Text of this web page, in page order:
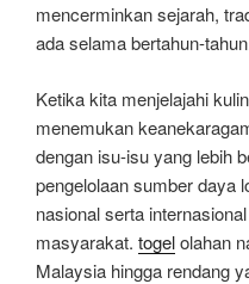
mencerminkan sejarah,
ada selama bertahun-
Ketika kita menjelajahi
menemukan
dengan isu-isu yang lebih
pengelolaan sumber daya
nasional serta
masyarakat. togelolahan
Malaysia hingga rendang